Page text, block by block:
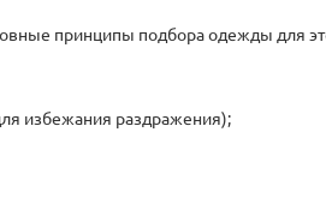
принципы подбора одежды для
избежания раздражения);